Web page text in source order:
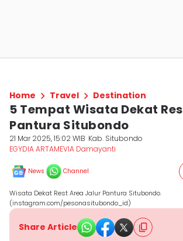
Home Travel Destination
5 Tempat Wisata Dekat
Pantura Situbondo
21 Mar 2025, 15:02 WIB Kab. Situbondo
EGYDIA ARTAMEVIA Damayanti
News Channel
Wisata Dekat Rest Area Jalur Pantura Situbondo.
(instagram.com/pesonasitubondo_id)
Share Article